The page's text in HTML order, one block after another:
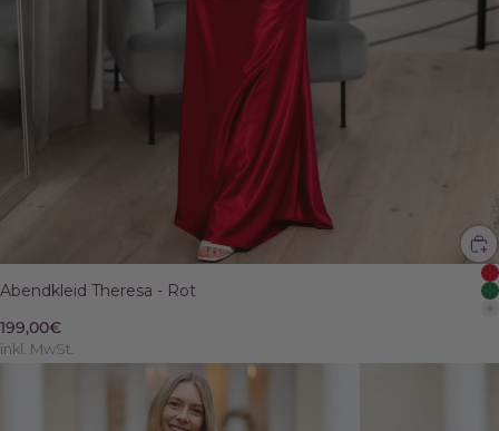
Abendkleid Theresa - Rot
199,00€
inkl. MwSt.